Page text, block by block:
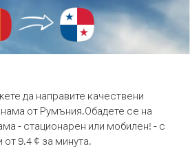
да направите качествени
от Румъния.Обадете се на
- стационарен или мобилен! - с
от 9.4 ¢ за минута.